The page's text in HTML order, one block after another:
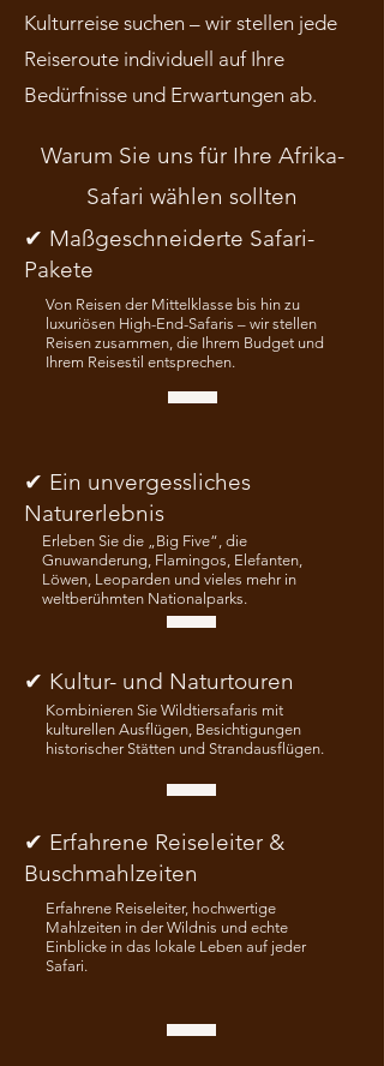
Kulturreise suchen – wir stellen jede
Reiseroute individuell auf Ihre
Bedürfnisse und Erwartungen ab.
Warum Sie uns für Ihre Afrika-
Safari wählen sollten
✔ Maßgeschneiderte Safari-
Pakete
Von Reisen der Mittelklasse bis hin zu
luxuriösen High-End-Safaris – wir stellen
Reisen zusammen, die Ihrem Budget und
Ihrem Reisestil entsprechen.
✔ Ein unvergessliches
Naturerlebnis
Erleben Sie die „Big Five“, die
Gnuwanderung, Flamingos, Elefanten,
Löwen, Leoparden und vieles mehr in
weltberühmten Nationalparks.
✔ Kultur- und Naturtouren
Kombinieren Sie Wildtiersafaris mit
kulturellen Ausflügen, Besichtigungen
historischer Stätten und Strandausflügen.
✔ Erfahrene Reiseleiter &
Buschmahlzeiten
Erfahrene Reiseleiter, hochwertige
Mahlzeiten in der Wildnis und echte
Einblicke in das lokale Leben auf jeder
Safari.